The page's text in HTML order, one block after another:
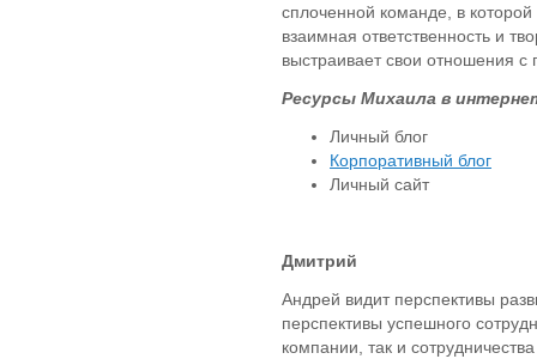
сплоченной команде, в
взаимная ответственность и
выстраивает свои отношения с
Ресурсы Михаила в
Личный блог
Корпоративный блог
Личный сайт
Дмитрий
Андрей видит перспективы
перспективы успешного
компании, так и